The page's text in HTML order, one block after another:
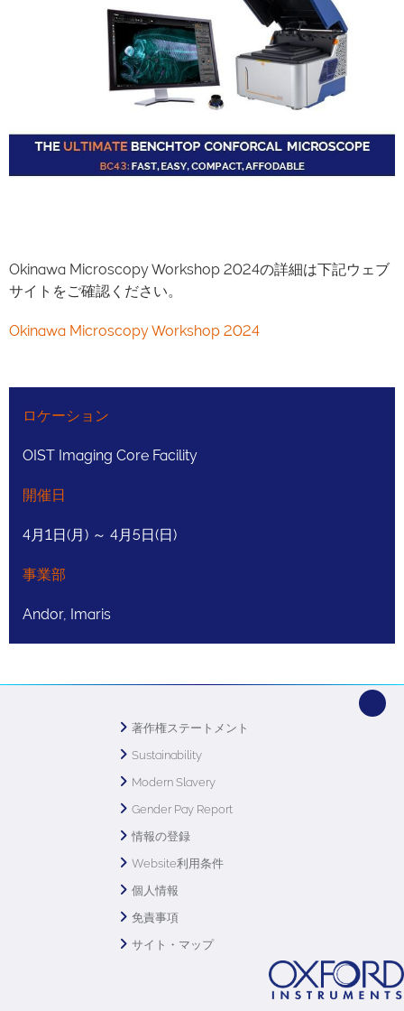
Okinawa Microscopy Workshop 2024の詳細は下記ウェブ
サイトをご確認ください。
Okinawa Microscopy Workshop 2024
ロケーション
OIST Imaging Core Facility
開催日
4月1日(月) ～ 4月5日(日)
事業部
Andor, Imaris
著作権ステートメント
Sustainability
Modern Slavery
Gender Pay Report
情報の登録
Website利用条件
個人情報
免責事項
サイト・マップ